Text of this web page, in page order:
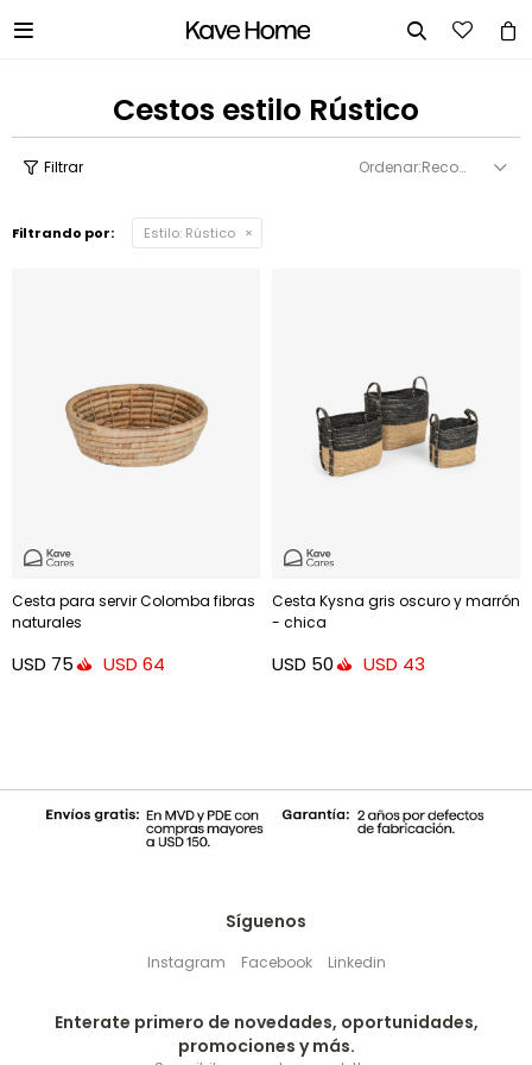
 
Cestos estilo Rústico
Recomendados
Filtrando por: Estilo: Rústico
Cesta para servir Colomba fibras
naturales
USD 75 USD 64
Cesta Kysna gris oscuro y marrón
- chica
USD 50 USD 43
Síguenos
Instagram Facebook Linkedin
Enterate primero de novedades, oportunidades,
promociones y más.